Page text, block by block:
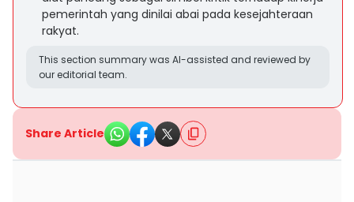
pemerintah yang dinilai abai pada kesejahteraan
rakyat.
This section summary was AI-assisted and reviewed by
our editorial team.
Share Article